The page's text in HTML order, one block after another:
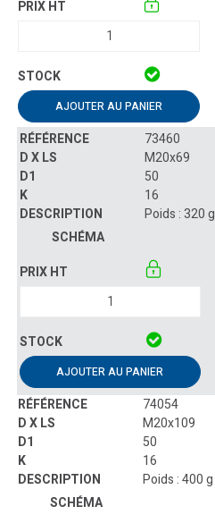
AJOUTER AU PANIER
73460
M20x69
50
16
Poids : 320 g
AJOUTER AU PANIER
74054
M20x109
50
16
Poids : 400 g